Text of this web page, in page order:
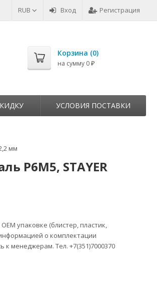
RUB Вход Регистрация
Корзина (0)
на сумму 0 ₽
УСЛОВИЯ ПОСТАВКИ
мм
Р6М5, STAYER
упаковке (блистер, пластик,
о комплектации
менеджерам. Тел. +7(351)7000370